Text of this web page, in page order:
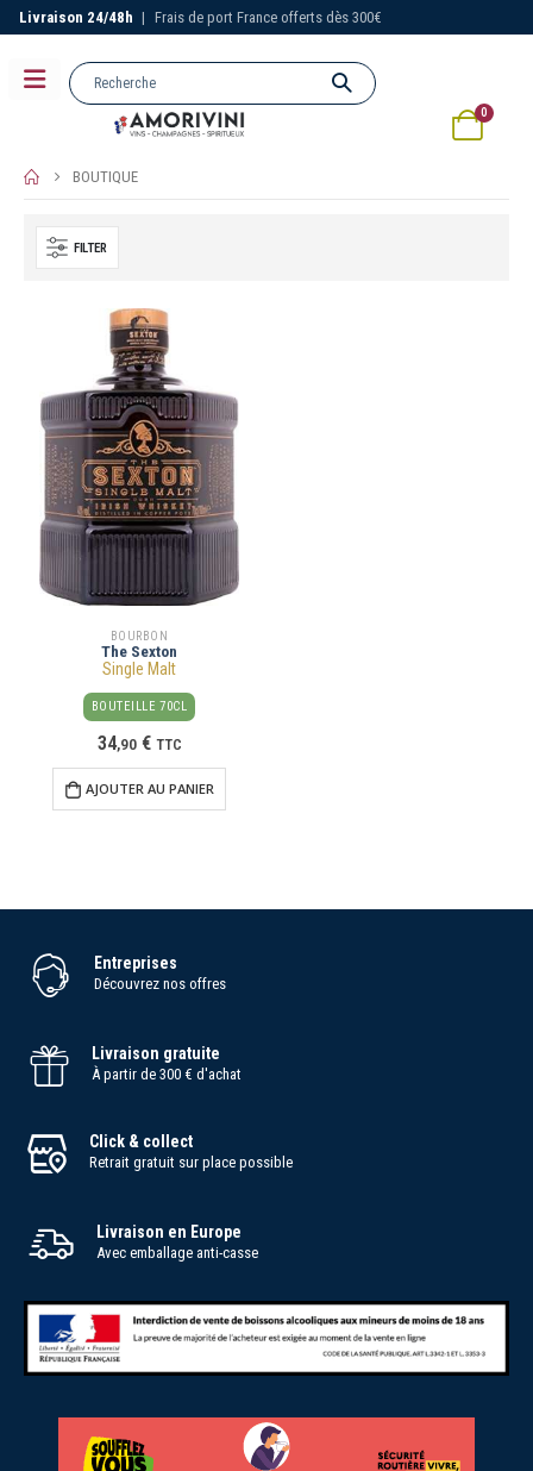
Livraison 24/48h | Frais de port France offerts dès 300€
0
BOUTIQUE
FILTER
BOURBON
The Sexton
Single Malt
BOUTEILLE 70CL
34,90 € TTC
AJOUTER AU PANIER
Entreprises
Découvrez nos offres
Livraison gratuite
À partir de 300 € d'achat
Click & collect
Retrait gratuit sur place possible
Livraison en Europe
Avec emballage anti-casse